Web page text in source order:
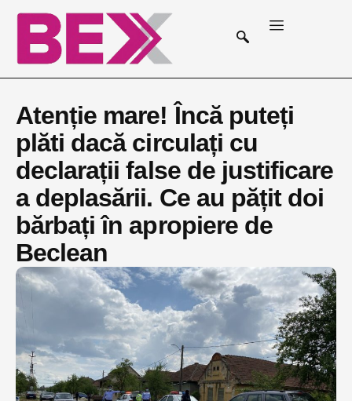
Atenție mare! Încă puteți
plăti dacă circulați cu
declarații false de justificare
a deplasării. Ce au pățit doi
bărbați în apropiere de
Beclean